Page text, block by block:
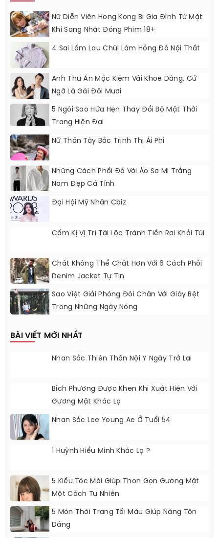
Nữ Diễn Viên Hong Kong Bị Gia Đình Từ Mặt
Khi Sang Nhật Đóng Phim 18+
4 Sai Lầm Lau Chùi Làm Hỏng Đồ Nội Thất
Anh Thư Ăn Mặc Kiệm Vải Khoe Dáng, Cứ
Ngỡ Là Gái Đôi Mươi
5 Ngôi Sao Hứa Hẹn Thay Đổi Bộ Mặt Thời
Trang Hiện Đại
Nữ Thần Tây Bắc Trịnh Thị Ái Phi
Những Cách Phối Đồ Với Áo Sơ Mi Trắng
Nam Đẹp Cá Tính
Đại Hội Mỹ Nhân Cbiz
Cấm Kị Vị Trí Tài Lộc Tránh Tiền Rơi Khỏi Túi
Chất Không Thể Chất Hơn Với 6 Cách Phối
Denim Jacket Tự Tin
Sao Việt Giải Phóng Đôi Chân Với Giày Bệt
Trong Những Ngày Nóng
BÀI VIẾT MỚI NHẤT
Nhan Sắc Thiên Thần Nội Y Ngày Trở Lại
Bích Phương Được Khen Khi Xuất Hiện Với
Gương Mặt Khác Lạ
Nhan Sắc Lee Young Ae Ở Tuổi 54
1 Huỳnh Hiểu Minh Khác Lạ ?
5 Kiểu Tóc Mái Giúp Thon Gọn Gương Mặt
Một Cách Tự Nhiên
5 Món Thời Trang Tối Màu Giúp Nàng Tôn
Dáng